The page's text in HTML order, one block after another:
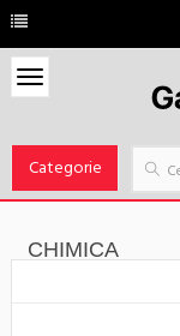
Categorie
CHIMICA